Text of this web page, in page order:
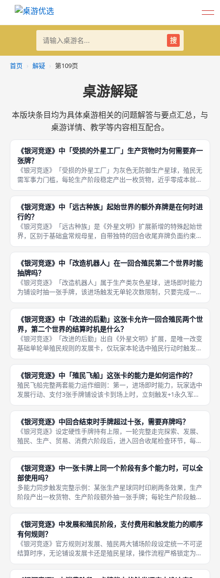
搜
首页 › 解疑 › 第109页
桌游解疑
本版块条目均为具体桌游相关的问题解答与要点汇总，与
桌游详情、教学等内容相互配合。
《银河竞逐》中「受损的外星工厂」生产货物时为何需要弃一
张牌？
《银河竞逐》「受损的外星工厂」为灰色无防御生产星球，殖民无
需军事力门槛，每轮生产阶段稳定产出一枚货物，近乎零成本就能
搭建持续贸易经济引擎，为平衡该组件的强度，设计师为其附加强
制弃一张手牌的生产代价，每一次触发产货效果都必须支付手牌消
耗，以此
《银河竞逐》中「远古种族」起始世界的额外弃牌是在何时进
行的？
《银河竞逐》「远古种族」是《外星文明》扩展新增的特殊起始世
界，区别于基础盒常规母星，自带独特的回合收尾弃牌负面约束，
该弃牌步骤拥有固定时序，既不属于各阶段内的即时消耗，也不是
手牌上限十张的强制弃牌，两步弃牌操作分开执行，大量新手体验
这款成都
《银河竞逐》中「改造机器人」在一回合殖民第二个世界时能
抽牌吗？
《银河竞逐》「改造机器人」属于生产类灰色星球，进场即时能力
为铺设时抽一张手牌，该进场触发无单轮次数限制，只要完成一颗
星球完整殖民铺设流程，就会独立结算一次抽牌收益，搭配《外星
文明》扩展「改进的后勤」实现单轮双殖民时，两颗改造机器人、
或是一颗
《银河竞逐》中「改进的后勤」这张卡允许一回合殖民两个世
界，第二个世界的结算时机是什么？
《银河竞逐》「改进的后勤」出自《外星文明》扩展，是唯一改变
基础单轮单殖民规则的发展卡，仅玩家本轮选中殖民行动时触发双
殖民权限，两颗星球全部结算操作集中在本轮殖民阶段，不存在分
轮、跨阶段结算的设定，两颗星球结算顺序由卡牌持有者自主决
定，是速铺
《银河竞逐》中「殖民飞船」这张卡的能力是如何运作的？
殖民飞船完整两套能力运作细则：第一，进场即时能力，玩家选中
发展行动、支付3张手牌铺设该卡到场上时，立刻触发+1永久军事
力加成，场上总军事力同步上涨，永久留存不会消失，帮助玩家提
前解锁中低防御彩色星球殖民门槛；第二，永久被动减费能力，本
局后续
《银河竞逐》中回合结束时手牌超过十张，需要弃牌吗？
《银河竞逐》设定硬性手牌持有上限，一轮完整走完探索、发展、
殖民、生产、贸易、消费六阶段后，进入回合收尾检查环节，每名
玩家清点自身所有手牌，若手牌总数大于十张，必须自主挑选多余
卡牌弃置至公共弃牌堆，直至手牌剩余恰好十张，该规则每轮循环
执行，不
《银河竞逐》中一张卡牌上同一个阶段有多个能力时，可以全
部使用吗？
多能力同步触发完整示例：某张生产星球同时印刷两条效果，生产
阶段产出一枚货物、生产阶段额外抽一张手牌；每轮生产阶段触发
时，两条效果同步执行，既生成货物标记又抽取手牌，玩家无法只
选择抽牌而放弃产货，两条收益全部自动生效。《银河竞逐》卡牌
文本内，
《银河竞逐》中发展和殖民阶段，支付费用和触发能力的顺序
有何规则？
《银河竞逐》官方规则对发展、殖民两大铺场阶段设定统一不可逆
结算时序，无论铺设发展卡还是殖民星球，操作流程严格锁定为先
支付对应数量手牌作为费用，卡牌正式放置场上永久区后，再完整
执行卡牌印刷的所有即时进场能力，任何情况下都不允许调换顺